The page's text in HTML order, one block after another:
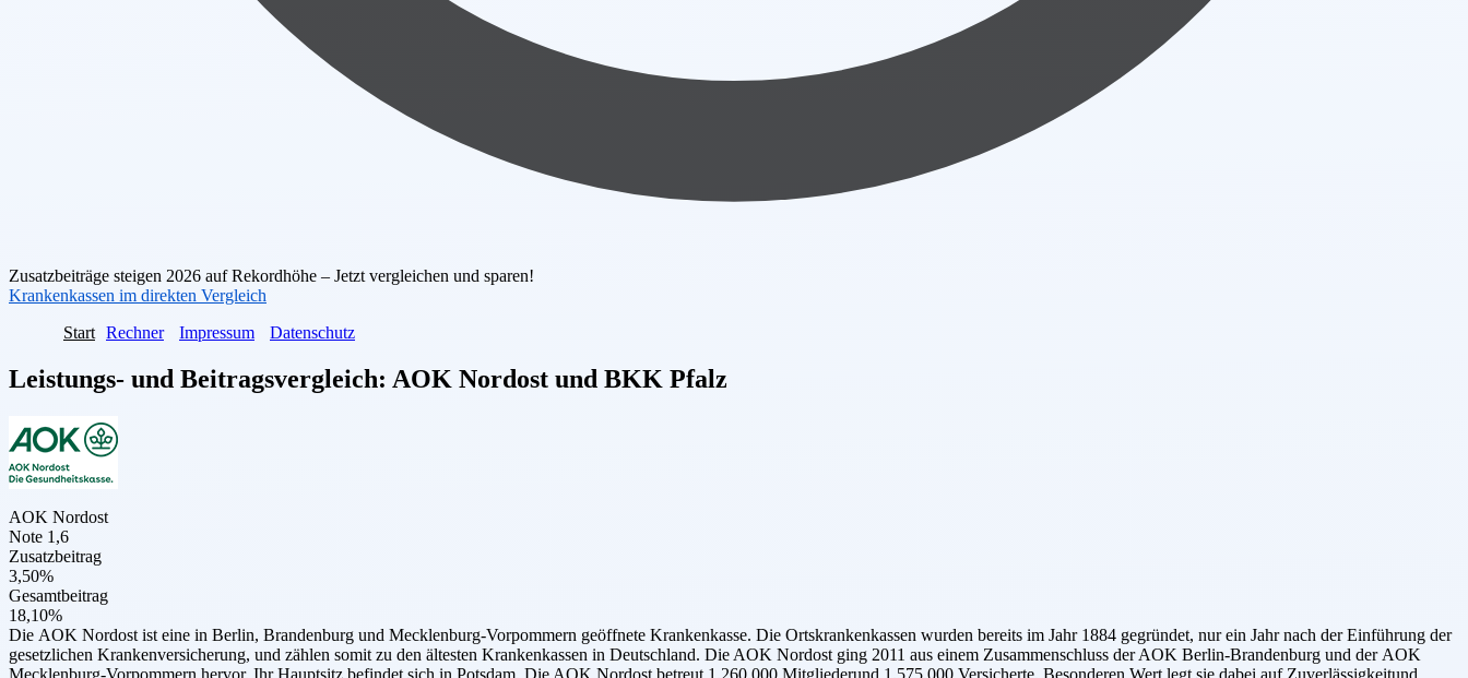
Zusatzbeiträge steigen 2026 auf Rekordhöhe – Jetzt vergleichen und sparen!
Krankenkassen im direkten Vergleich
Start Rechner Impressum Datenschutz
Leistungs- und Beitragsvergleich: AOK Nordost und BKK Pfalz
AOK Nordost
Note 1,6
Zusatzbeitrag
3,50%
Gesamtbeitrag
18,10%
Die AOK Nordost ist eine in Berlin, Brandenburg und Mecklenburg-Vorpommern geöffnete Krankenkasse. Die Ortskrankenkassen wurden bereits im Jahr 1884 gegründet, nur ein Jahr nach der Einführung der
gesetzlichen Krankenversicherung, und zählen somit zu den ältesten Krankenkassen in Deutschland. Die AOK Nordost ging 2011 aus einem Zusammenschluss der AOK Berlin-Brandenburg und der AOK
Mecklenburg-Vorpommern hervor. Ihr Hauptsitz befindet sich in Potsdam. Die AOK Nordost betreut 1.260.000 Mitgliederund 1.575.000 Versicherte. Besonderen Wert legt sie dabei auf Zuverlässigkeitund